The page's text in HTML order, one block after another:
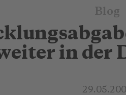
Blog
in der